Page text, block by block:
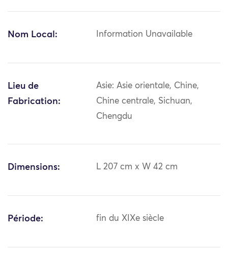
Nom Local: Information Unavailable
Lieu de
Fabrication:
Asie: Asie orientale, Chine,
Chine centrale, Sichuan,
Chengdu
Dimensions: L 207 cm x W 42 cm
Période: fin du XIXe siècle